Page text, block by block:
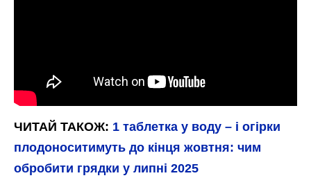
ЧИТАЙ ТАКОЖ: 1 таблетка у воду – і огірки
плодоноситимуть до кінця жовтня: чим
обробити грядки у липні 2025